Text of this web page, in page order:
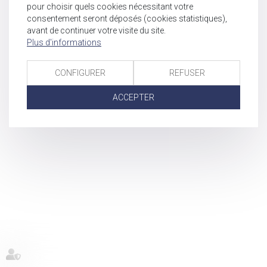
pour choisir quels cookies nécessitant votre
consentement seront déposés (cookies statistiques),
avant de continuer votre visite du site.
Plus d'informations
CONFIGURER REFUSER
ACCEPTER